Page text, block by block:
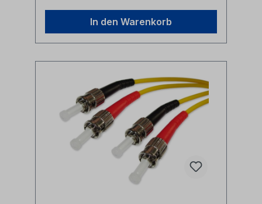
zwischen ST duplex Ports Synonyme: fiber
optic patchcord, Glasfaser Anschlusskabel,
In den Warenkorb